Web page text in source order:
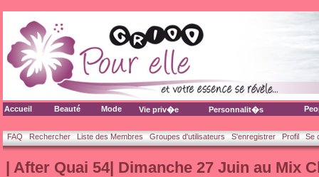
Accueil Beauté Mode Vie priv�e Personnalit�s
FAQ Rechercher Liste des Membres Groupes d'utilisateurs S'enregistrer Profil Se
| After Quai 54| Dimanche 27 Juin au Mix